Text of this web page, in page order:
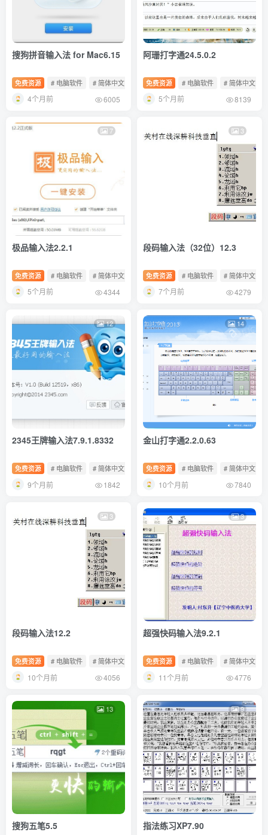
搜狗拼音输入法 for Mac6.15
免费资源 # 电脑软件 # 简体中文 # 免费软件
4个月前 6005
阿珊打字通24.5.0.2
免费资源 # 电脑软件 # 简体中文
5个月前 8139
7
极品输入法2.2.1
免费资源 # 电脑软件 # 简体中文 # 免费软件
5个月前 4344
3
段码输入法（32位）12.3
免费资源 # 电脑软件 # 简体中文
7个月前 4279
12
2345王牌输入法7.9.1.8332
免费资源 # 电脑软件 # 简体中文 # 免费软件
9个月前 1842
14
金山打字通2.2.0.63
免费资源 # 电脑软件 # 简体中文
10个月前 7840
3
段码输入法12.2
免费资源 # 电脑软件 # 简体中文 # 免费软件
10个月前 4056
3
超强快码输入法9.2.1
免费资源 # 电脑软件 # 简体中文
11个月前 4776
13
搜狗五笔5.5
9
指法练习XP7.90